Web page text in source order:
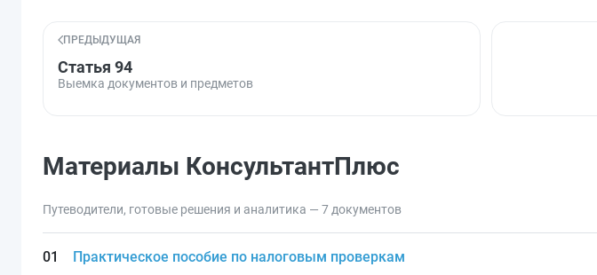
ПРЕДЫДУЩАЯ
Статья 94
Выемка документов и предметов
Материалы КонсультантПлюс
Путеводители, готовые решения и аналитика — 7 документов
Практическое пособие по налоговым проверкам